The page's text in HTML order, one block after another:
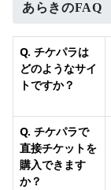
あらきのFAQ
Q. チケパラは
どのようなサイ
トですか？
Q. チケパラで
直接チケットを
購入できます
か？